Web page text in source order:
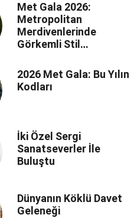
Met Gala 2026:
Metropolitan
Merdivenlerinde
Görkemli Stil
2026 Met Gala: Bu Yılın
Kodları
İki Özel Sergi
Sanatseverler İle
Buluştu
Dünyanın Köklü Davet
Geleneği